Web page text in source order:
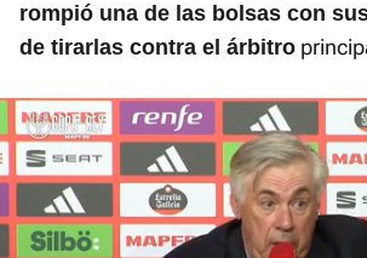
rompió una de las bolsas con
de tirarlas contra el árbitro